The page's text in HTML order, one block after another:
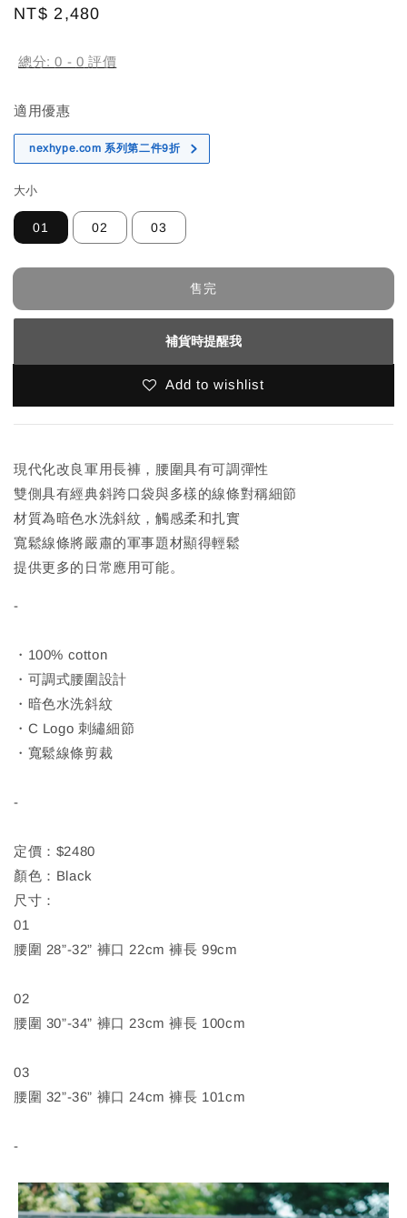
Regular
NT$ 2,480
總分:0 - 0 評價
適用優惠
nexhype.com 系列第二件9折
大小
01 02 03
售完
補貨時提醒我
Add to wishlist
現代化改良軍用長褲，腰圍具有可調彈性
雙側具有經典斜跨口袋與多樣的線條對稱細節
材質為暗色水洗斜紋，觸感柔和扎實
寬鬆線條將嚴肅的軍事題材顯得輕鬆
提供更多的日常應用可能。
-
・100% cotton
・可調式腰圍設計
・暗色水洗斜紋
・C Logo 刺繡細節
・寬鬆線條剪裁
-
定價：$2480
顏色：Black
尺寸：
01
腰圍 28”-32” 褲口 22cm 褲長 99cm
02
腰圍 30”-34” 褲口 23cm 褲長 100cm
03
腰圍 32”-36” 褲口 24cm 褲長 101cm
-